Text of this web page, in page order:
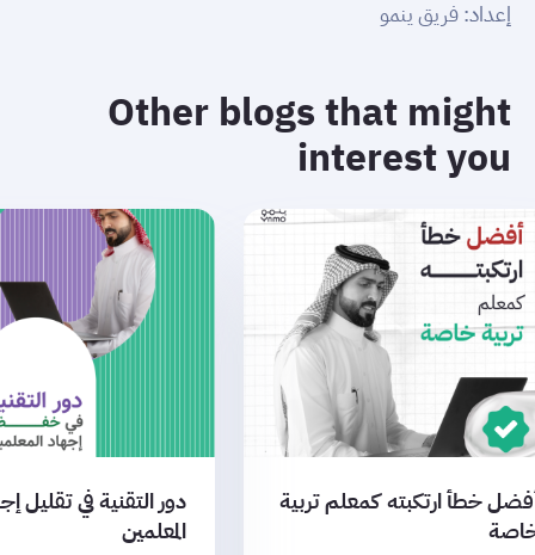
إعداد: فريق ينمو
Other blogs that might
interest you
خطأ ارتكبته كمعلم تربية
دور التقنية في تقليل
المعلمين